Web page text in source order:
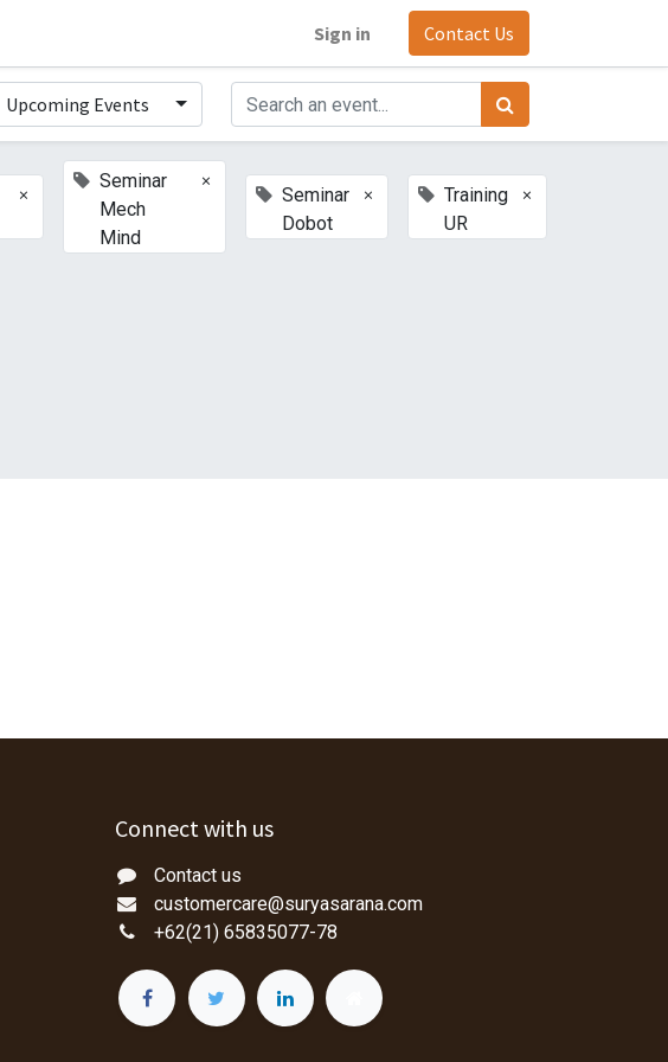
Sign in Contact Us
Upcoming Events
×
Seminar
Mech
Mind
×
Seminar
Dobot
×
Training
UR
×
Connect with us
Contact us
customercare@suryasarana.com
+62(21) 65835077-78